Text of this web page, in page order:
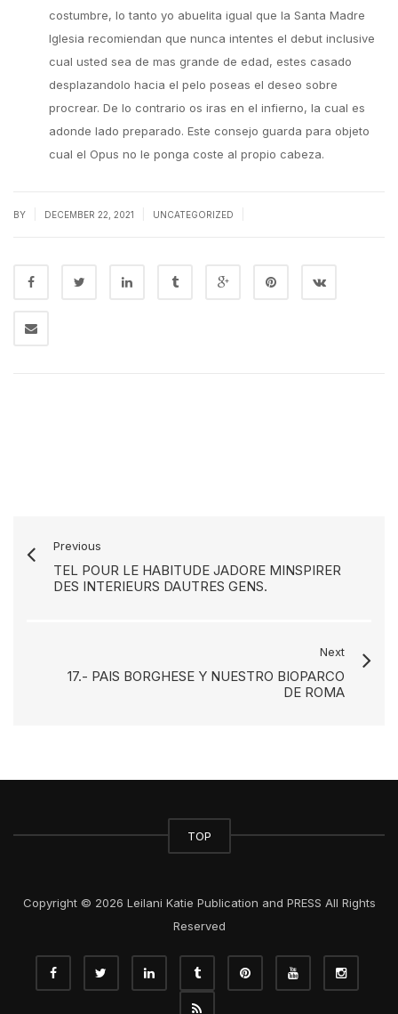
costumbre, lo tanto yo abuelita igual que la Santa Madre
Iglesia recomiendan que nunca intentes el debut inclusive
cual usted sea de mas grande de edad, estes casado
desplazandolo hacia el pelo poseas el deseo sobre
procrear. De lo contrario os iras en el infierno, la cual es
adonde lado preparado. Este consejo guarda para objeto
cual el Opus no le ponga coste al propio cabeza.
BY DECEMBER 22, 2021 UNCATEGORIZED
Previous
TEL POUR LE HABITUDE JADORE MINSPIRER
DES INTERIEURS DAUTRES GENS.
Next
17.- PAIS BORGHESE Y NUESTRO BIOPARCO
DE ROMA
TOP
Copyright © 2026 Leilani Katie Publication and PRESS All Rights
Reserved